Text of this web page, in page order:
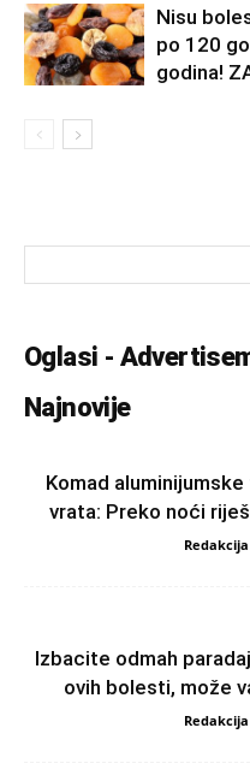
Nisu
po 120
godina!
Oglasi -
Najnovije
Komad
vrata: Preko noći
Redakcija
Izbacite odmah
ovih bolesti, može
Redakcija